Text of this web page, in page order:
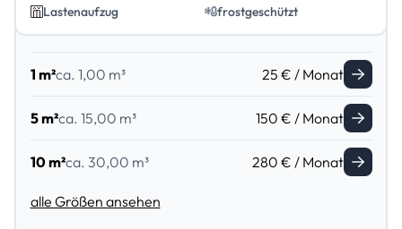
Lastenaufzug frostgeschützt
1 m²ca. 1,00 m³ 25 € / Monat
5 m²ca. 15,00 m³ 150 € / Monat
10 m²ca. 30,00 m³ 280 € / Monat
alle Größen ansehen